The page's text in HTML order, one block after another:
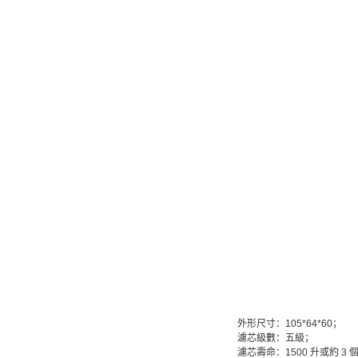
外形尺寸：105*64*60；
濾芯級數：五級；
濾芯壽命：1500 升或約 3